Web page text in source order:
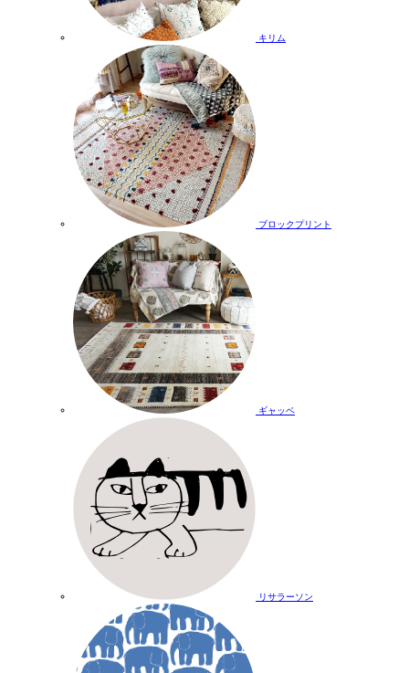
キリム
ブロックプリント
ギャッベ
リサラーソン